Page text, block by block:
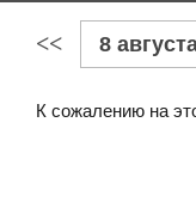
<< 8
К сожалению на